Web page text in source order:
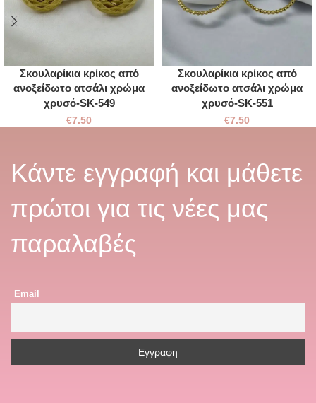
Σκουλαρίκια κρίκος από
ανοξείδωτο ατσάλι χρώμα
χρυσό-SK-549
€7.50
Σκουλαρίκια κρίκος από
ανοξείδωτο ατσάλι χρώμα
χρυσό-SK-551
€7.50
Κάντε εγγραφή και μάθετε
πρώτοι για τις νέες μας
παραλαβές
Email